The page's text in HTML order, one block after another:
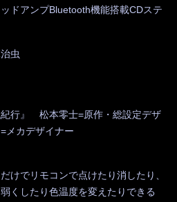
ドアンプBluetooth機能搭載CDステ
虫
行』 松本零士=原作・総設定デザ
カデザイナー
けでリモコンで点けたり消したり、
くしたり色温度を変えたりできる